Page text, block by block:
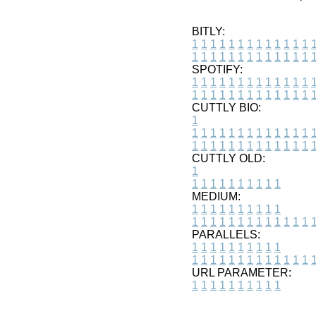
BITLY:
1 1 1 1 1 1 1 1 1 1 1 1 1 1
1 1 1 1 1 1 1 1 1 1 1 1 1 1
SPOTIFY:
1 1 1 1 1 1 1 1 1 1 1 1 1 1
1 1 1 1 1 1 1 1 1 1 1 1 1 1
CUTTLY BIO:
1
1 1 1 1 1 1 1 1 1 1 1 1 1 1
1 1 1 1 1 1 1 1 1 1 1 1 1 1
CUTTLY OLD:
1
1 1 1 1 1 1 1 1 1 1
MEDIUM:
1 1 1 1 1 1 1 1 1 1
1 1 1 1 1 1 1 1 1 1 1 1 1 1
PARALLELS:
1 1 1 1 1 1 1 1 1 1
1 1 1 1 1 1 1 1 1 1 1 1 1 1
URL PARAMETER:
1 1 1 1 1 1 1 1 1 1